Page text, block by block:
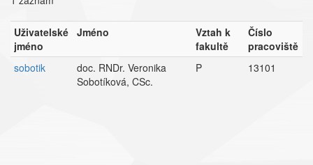
Uživatelské
jméno
Jméno
Vztah k
fakultě
Číslo
pracoviště
sobotik
doc. RNDr. Veronika
Sobotíková, CSc.
P 13101